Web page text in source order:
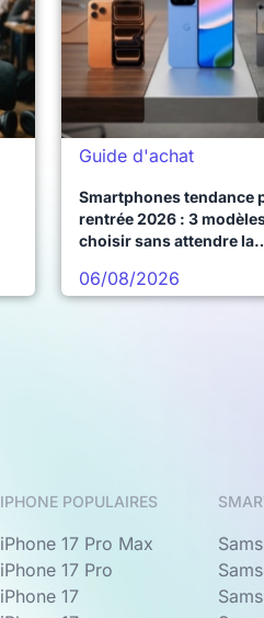
Guide d'achat
Smartphones tendance
rentrée 2026 : 3
choisir sans attendre la
06/08/2026
IPHONE POPULAIRES
iPhone 17 Pro Max
iPhone 17 Pro
iPhone 17